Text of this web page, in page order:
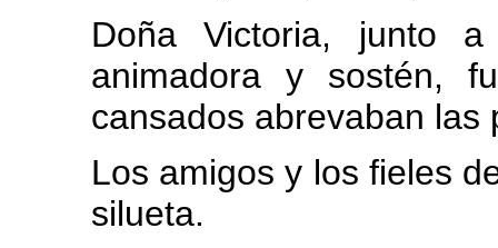
Doña Victoria, junto
animadora y sostén,
cansados abrevaban
Los amigos y los fieles
silueta.